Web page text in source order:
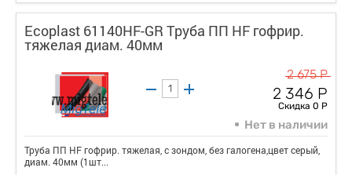
Ecoplast 61140HF-GR Труба ПП HF гофрир.
тяжелая диам. 40мм
2 675 Р
2 346 Р
Скидка 0 Р
Нет в наличии
Труба ПП HF гофрир. тяжелая, с зондом, без галогена,цвет серый,
диам. 40мм (1шт...